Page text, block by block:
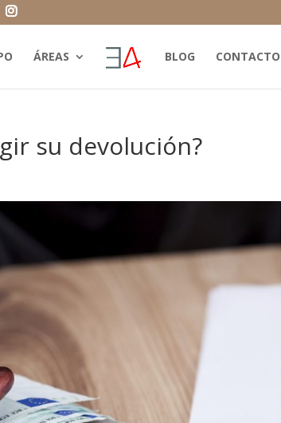
ÁREAS BLOG CONTACTO
su devolución?